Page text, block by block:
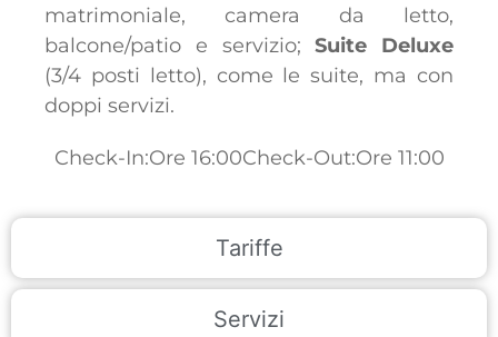
Tariffe
Servizi
matrimoniale, camera da letto,
balcone/patio e servizio;Suite Deluxe
(3/4 posti letto), come le suite, ma con
doppi servizi.
Check-In:Ore 16:00Check-Out:Ore 11:00